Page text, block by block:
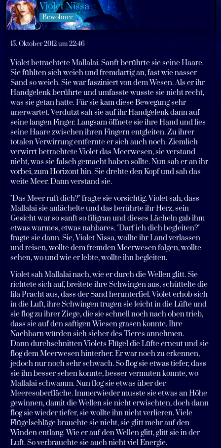
Violet Nissa
Bewohner
15. Oktober 2012 um 22:46
Violet betrachtete Mallalai. Sanft berührte sie seine Haare.
Sie fühlten sich weich und fremdartig an, fast wie nasser
Sand so weich. Sie war fasziniert von dem Wesen. Als er ihr
Handgelenk berührte und umfasste wusste sie nicht recht,
was sie getan hatte. Für sie kam diese Bewegung sehr
unerwartet. Verdutzt sah sie auf ihr Handgelenk dann auf
seine langen Finger. Langsam öffnete sie ihre Hand und lies
seine Haare zwischen ihren Fingern entgleiten. Zu ihrer
totalen Verwirrung entfernte er sich auch noch. Ziemlich
verwirrt betrachtete Violet das Meerwesen, sie verstand
nicht, was sie falsch gemacht haben sollte. Nun sah er an ihr
vorbei, zum Horizont hin. Sie drehte den Kopf und sah das
weite Meer. Dann verstand sie.
"Das Meer ruft dich?" fragte sie vorsichtig. Violet sah, dass
Mallalai sie anlächelte und das berührte ihr Herz, sein
Gesicht war so sanft so filigran und dieses Lächeln gab ihm
etwas warmes, etwas nahbares. "Darf ich dich begleiten?"
fragte sie dann. Sie, Violet Nissa, wollte ihr Land verlassen
und reisen, wollte dem fremden Meerwesen folgen, wollte
sehen, wo und wie er lebte, wollte ihn begleiten.
Violet sah Mallalai nach, wie er durch die Wellen glitt. Sie
richtete sich auf, breitete ihre Schwingen aus, schüttelte die
lila Pracht aus, dass der Sand herunterfiel. Violet erhob sich
in die Luft, ihre Schwingen trugen sie leicht in die Lüfte und
sie flog zu ihrer Ziege, die sie schnell noch nach oben trieb,
dass sie auf den saftigen Wiesen grasen konnte. Ihre
Nachbarn würden sich sicher des Tieres annehmen.
Dann durchschnitten Violets Flügel die Lüfte erneut und sie
flog dem Meerwesen hinterher. Er war noch zu erkennen,
jedoch nur noch sehr schwach. So flog sie etwas tiefer, dass
sie ihn besser sehen konnte, besser vermuten konnte, wo
Mallalai schwamm. Nun flog sie etwas über der
Meeresoberfläche. Immerwieder musste sie etwas an Höhe
gewinnen, damit die Wellen sie nicht erwischten, doch dann
flog sie wieder tiefer, sie wollte ihn nicht verlieren. Viele
Flügelschläge brauchte sie nicht, sie glitt mehr auf den
Winden entlang. Wie er auf den Wellen glitt, glitt sie in der
Luft. So verbrauchte sie auch nicht viel Energie.